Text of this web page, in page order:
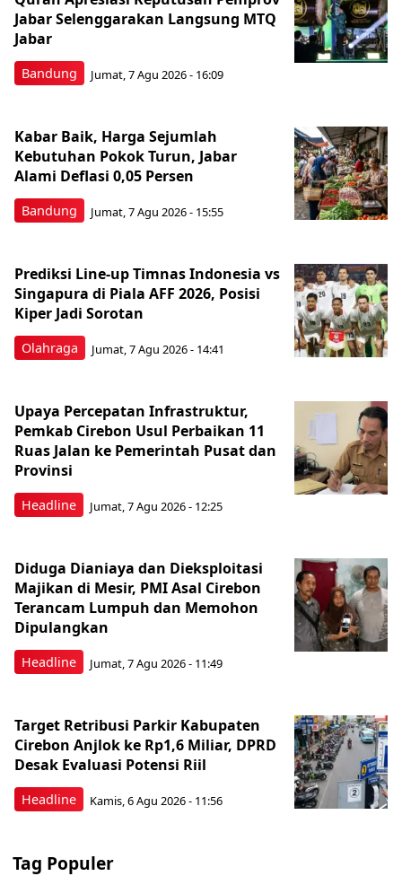
Bandung
Jabar Selenggarakan Langsung MTQ
Jabar
Jumat, 7 Agu 2026 - 16:09
Bandung
Kabar Baik, Harga Sejumlah
Kebutuhan Pokok Turun, Jabar
Alami Deflasi 0,05 Persen
Jumat, 7 Agu 2026 - 15:55
Olahraga
Prediksi Line-up Timnas Indonesia vs
Singapura di Piala AFF 2026, Posisi
Kiper Jadi Sorotan
Jumat, 7 Agu 2026 - 14:41
Headline
Upaya Percepatan Infrastruktur,
Pemkab Cirebon Usul Perbaikan 11
Ruas Jalan ke Pemerintah Pusat dan
Provinsi
Jumat, 7 Agu 2026 - 12:25
Headline
Diduga Dianiaya dan Dieksploitasi
Majikan di Mesir, PMI Asal Cirebon
Terancam Lumpuh dan Memohon
Dipulangkan
Jumat, 7 Agu 2026 - 11:49
Headline
Target Retribusi Parkir Kabupaten
Cirebon Anjlok ke Rp1,6 Miliar, DPRD
Desak Evaluasi Potensi Riil
Kamis, 6 Agu 2026 - 11:56
Tag Populer